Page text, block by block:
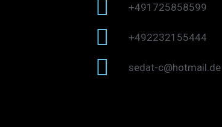
+491725858599
+492232155444
sedat-c@hotmail.de